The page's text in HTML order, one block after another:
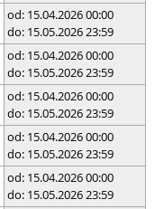
od: 15.04.2026 00:00
do: 15.05.2026 23:59
od: 15.04.2026 00:00
do: 15.05.2026 23:59
od: 15.04.2026 00:00
do: 15.05.2026 23:59
od: 15.04.2026 00:00
do: 15.05.2026 23:59
od: 15.04.2026 00:00
do: 15.05.2026 23:59